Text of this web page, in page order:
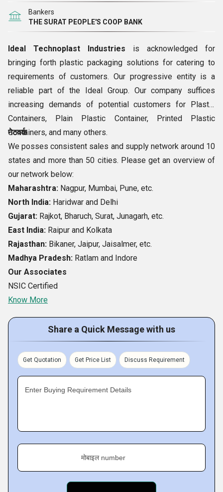
सुनिश्चित करने के लिए उच्चतम गुणवत्ता वाली सामग्री का उपयोग करके
हमारे प्लास्टिक पैकेजिंग समाधान विकसित किए गए हैं। हम ऐसे कंटेनर
हैं। हमारे समाधानों की असाधारण श्रृंखला रसायन, खाद्य और पेय पदार्थ, पेंट
और कई अन्य उद्योगों की मांगों को पूरा करना है। हम मज़बूत प्लास्टिक
पैकेजिंग के सामान की पेशकश करते हैं जो हमारे ग्राहकों के सटीक विकल्पों
में फिट होते हैं।
इन्फ्रास्ट्रक्चर
हम एक गुणवत्ता-केंद्रित संगठन हैं जो विश्वसनीय प्लास्टिक पैकेजिंग
समाधान पेश करने के लिए जाने जाते हैं। हमारे पास एक विशेष सेटअप है, जो
हमें बाजार में संभावित ग्राहकों की अग्रणी प्राथमिकता बनने में सक्षम बनाता
आवश्यकताओं को पूरा करने में हमारी सहायता करता है। हमारे पास स्क्रीन
वाले प्लास्टिक कंटेनर, मुद्रित प्लास्टिक कंटेनर और कई अन्य उत्पादों के
हमारे वर्गीकरण का उत्पादन करने में मदद करते हैं। यही कारण है कि हमारी
कंपनी डोमेन में संभावित संरक्षकों की भारी मांगों को पूरा करने में आसानी से
सहायता प्रदान कर सकती है।
Bankers
THE SURAT PEOPLE'S COOP BANK
Ideal Technoplast Industries is acknowledged for
bringing forth plastic packaging solutions for catering to
requirements of customers. Our progressive entity is a
reliable part of the Ideal Group. Our company suffices
increasing demands of potential customers for Plastic
Containers, Plain Plastic Container, Printed Plastic
Containers, and many others.
नेटवर्क
We posses consistent sales and supply network around 10
states and more than 50 cities. Please get an overview of
our network below:
Maharashtra: Nagpur, Mumbai, Pune, etc.
North India: Haridwar and Delhi
Gujarat: Rajkot, Bharuch, Surat, Junagarh, etc.
East India: Raipur and Kolkata
Rajasthan: Bikaner, Jaipur, Jaisalmer, etc.
Madhya Pradesh: Ratlam and Indore
Our Associates
NSIC Certified
Know More
Share a Quick Message with us
Get Quotation Get Price List Discuss Requirement
Enter Buying Requirement Details
मोबाइल number